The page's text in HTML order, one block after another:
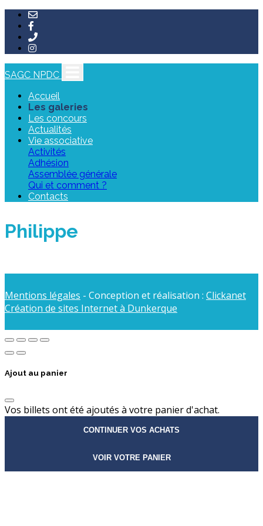
SAGC NPDC
Accueil
Les galeries
Les concours
Actualités
Vie associative
Activités
Adhésion
Assemblée générale
Qui et comment ?
Contacts
Philippe
Mentions légales - Conception et réalisation : Clickanet
Création de sites Internet à Dunkerque
Ajout au panier
Vos billets ont été ajoutés à votre panier d'achat.
CONTINUER VOS ACHATS
VOIR VOTRE PANIER